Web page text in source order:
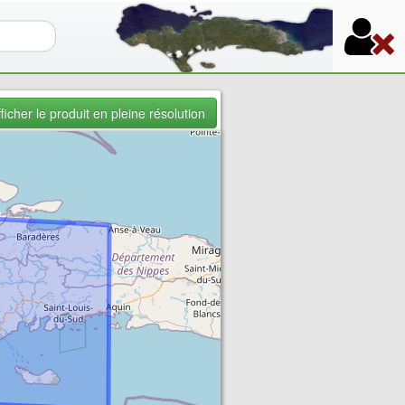
de recherche
le produit en pleine résolution